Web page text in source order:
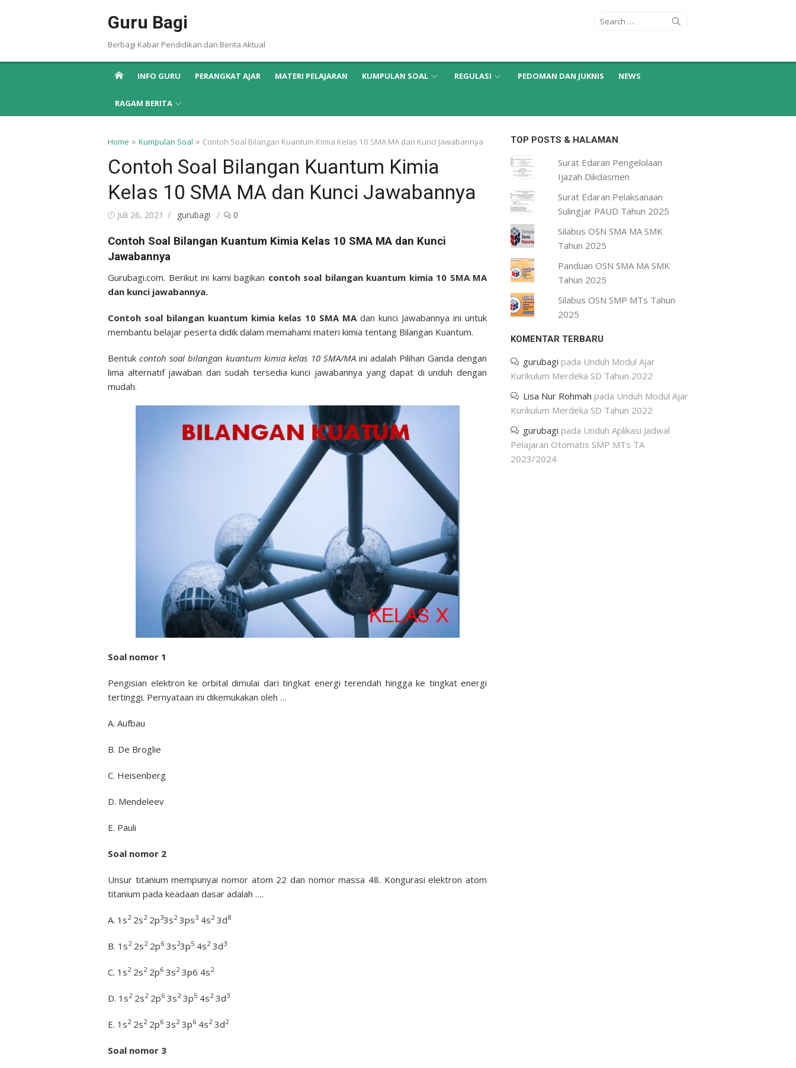
Guru Bagi
Berbagi Kabar Pendidikan dan Berita Aktual
Search
INFO GURU PERANGKAT AJAR MATERI PELAJARAN KUMPULAN SOAL REGULASI PEDOMAN DAN JUKNIS NEWS
RAGAM BERITA
Home » Kumpulan Soal » Contoh Soal Bilangan Kuantum Kimia Kelas 10 SMA MA dan Kunci Jawabannya
Contoh Soal Bilangan Kuantum Kimia
Kelas 10 SMA MA dan Kunci Jawabannya
Posted
Juli 26, 2021 Author
gurubagi 0
Contoh Soal Bilangan Kuantum Kimia Kelas 10 SMA MA dan Kunci
Jawabannya
Gurubagi.com. Berikut ini kami bagikan contoh soal bilangan kuantum kimia 10 SMA MA
dan kunci jawabannya.
Contoh soal bilangan kuantum kimia kelas 10 SMA MA dan kunci Jawabannya ini untuk
membantu belajar peserta didik dalam memahami materi kimia tentang Bilangan Kuantum.
Bentukcontoh soal bilangan kuantum kimia kelas 10 SMA/MA ini adalah Pilihan Ganda dengan
lima alternatif jawaban dan sudah tersedia kunci jawabannya yang dapat di unduh dengan
mudah.
Soal nomor 1
Pengisian elektron ke orbital dimulai dari tingkat energi terendah hingga ke tingkat energi
tertinggi. Pernyataan ini dikemukakan oleh …
A. Aufbau
B. De Broglie
C. Heisenberg
D. Mendeleev
E. Pauli
Soal nomor 2
Unsur titanium mempunyai nomor atom 22 dan nomor massa 48. Kongurasi elektron atom
titanium pada keadaan dasar adalah ….
A. 1s22s22p33s23ps3 4s23d8
B. 1s22s22p6 3s23p5 4s23d3
C. 1s22s22p6 3s23p6 4s2
D. 1s22s22p6 3s23p5 4s23d3
E. 1s22s22p6 3s23p6 4s23d2
Soal nomor 3
TOP POSTS & HALAMAN
Surat Edaran Pengelolaan
Ijazah Dikdasmen
Surat Edaran Pelaksanaan
Sulingjar PAUD Tahun 2025
Silabus OSN SMA MA SMK
Tahun 2025
Panduan OSN SMA MA SMK
Tahun 2025
Silabus OSN SMP MTs Tahun
2025
KOMENTAR TERBARU
gurubagi pada Unduh Modul Ajar
Kurikulum Merdeka SD Tahun 2022
Lisa Nur Rohmah pada Unduh Modul Ajar
Kurikulum Merdeka SD Tahun 2022
gurubagi pada Unduh Aplikasi Jadwal
Pelajaran Otomatis SMP MTs TA
2023/2024